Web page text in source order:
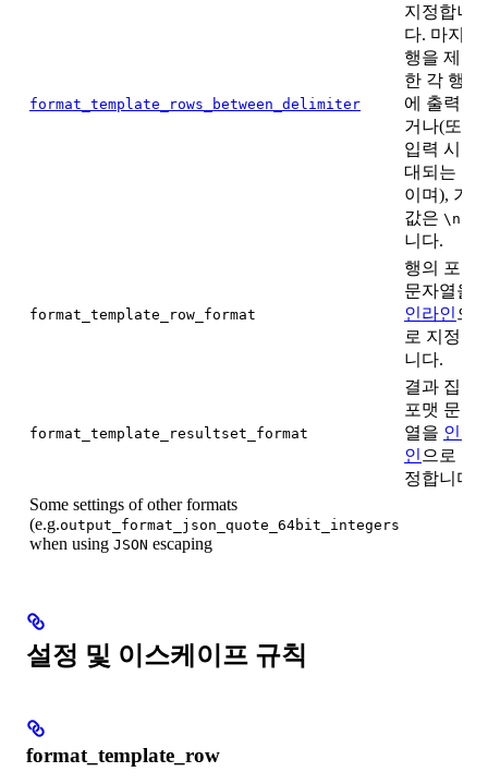
format_template_rows_between_delimiter
지정합니
다. 마지막
행을 제외
한 각 행 뒤
에 출력되
거나(또는
입력 시 기
대되는 값
이며), 기본
값은 \n
니다.
format_template_row_format
행의 포맷
문자열을
인라인 으
로 지정합
니다.
format_template_resultset_format
결과 집합
포맷 문자
열을 인라
인 으로 지
정합니다.
Some settings of other formats
(e.g.output_format_json_quote_64bit_integers
when using JSON escaping
설정 및 이스케이프 규칙
format_template_row